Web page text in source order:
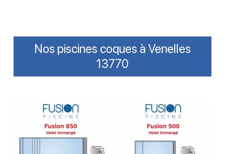
Nos piscines coques à Venelles
13770